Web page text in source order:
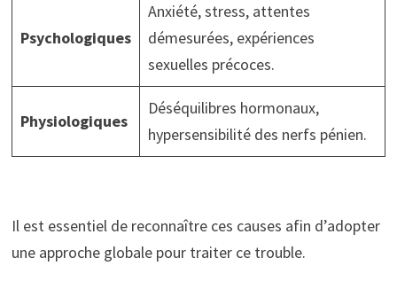
Psychologiques
Anxiété, stress, attentes
démesurées, expériences
sexuelles précoces.
Physiologiques
Déséquilibres hormonaux,
hypersensibilité des nerfs pénien.
Il est essentiel de reconnaître ces causes afin d’adopter
une approche globale pour traiter ce trouble.